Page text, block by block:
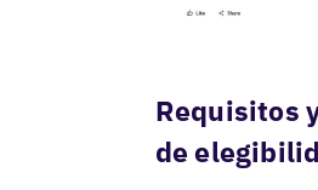
Requisitos
de